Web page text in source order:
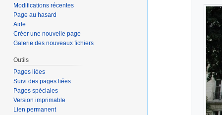
Modifications récentes
Page au hasard
Aide
Créer une nouvelle page
Galerie des nouveaux fichiers
Outils
Pages liées
Suivi des pages liées
Pages spéciales
Version imprimable
Lien permanent